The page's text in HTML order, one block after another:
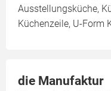
Ausstellungsküche,
Küchenzeile, U-Form
die Manufaktur